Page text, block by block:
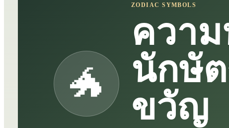
🐲
ZODIAC SYMBOLS
ควา
นักษั
ขวัญ